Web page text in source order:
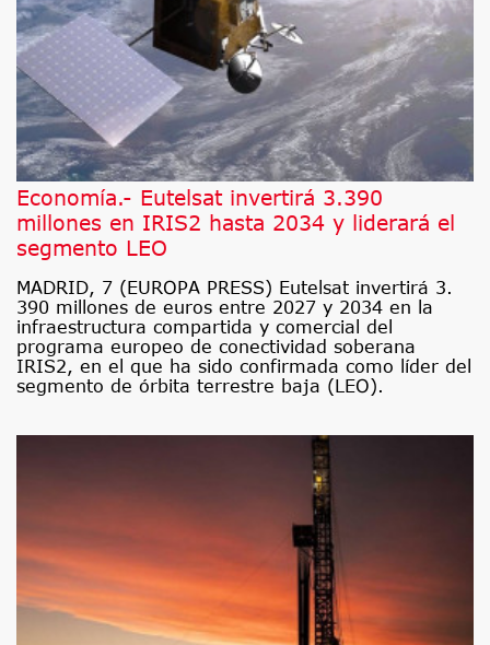
Economía.- Eutelsat invertirá 3.390
millones en IRIS2 hasta 2034 y liderará el
segmento LEO
MADRID, 7 (EUROPA PRESS) Eutelsat invertirá 3.
390 millones de euros entre 2027 y 2034 en la
infraestructura compartida y comercial del
programa europeo de conectividad soberana
IRIS2, en el que ha sido confirmada como líder del
segmento de órbita terrestre baja (LEO).